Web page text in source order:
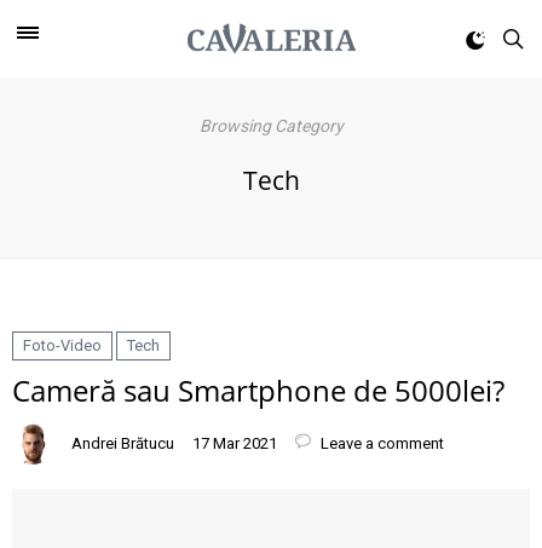
Browsing Category
Tech
Foto-Video Tech
Cameră sau Smartphone de 5000lei?
Andrei Brătucu 17 Mar 2021 Leave a comment